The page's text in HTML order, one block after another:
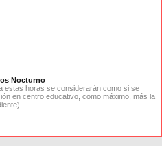
Nocturno
estas horas se considerarán como si se
en centro educativo, como máximo, más la